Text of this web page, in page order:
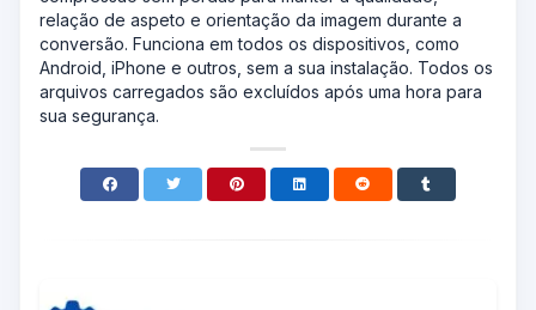
relação de aspeto e orientação da imagem durante a
conversão. Funciona em todos os dispositivos, como
Android, iPhone e outros, sem a sua instalação. Todos os
arquivos carregados são excluídos após uma hora para
sua segurança.